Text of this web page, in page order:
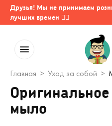
Друзья! Мы не принимаем
лучших времен 🤷‍♂️
Главная Уход за собой
мыло